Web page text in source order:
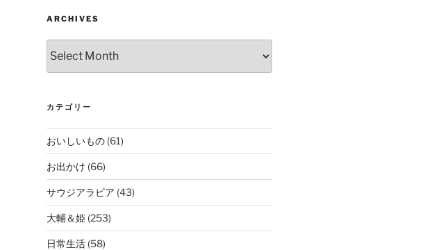
ARCHIVES
カテゴリー
おいしいもの(61)
お出かけ (66)
サウジアラビア (43)
大輔＆姫(253)
日常生活(58)